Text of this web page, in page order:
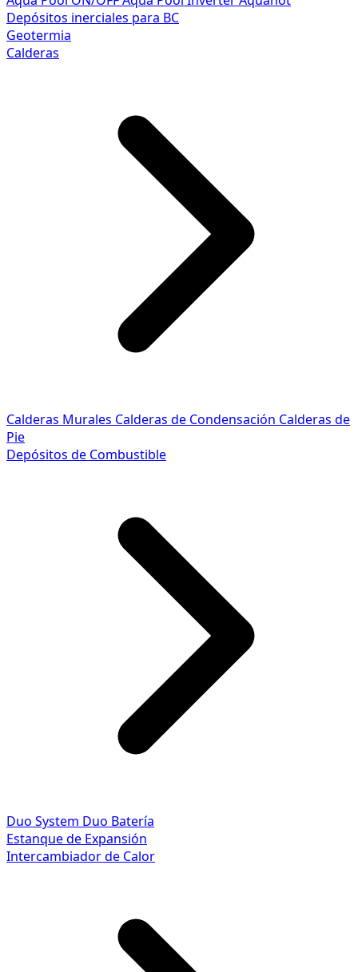
Depósitos inerciales para BC
Geotermia
Calderas
Calderas Murales Calderas de Condensación Calderas de
Pie
Depósitos de Combustible
Duo System Duo Batería
Estanque de Expansión
Intercambiador de Calor